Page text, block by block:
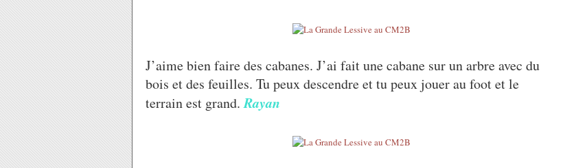
J’aime bien faire des cabanes. J’ai fait une cabane sur un arbre avec du
bois et des feuilles. Tu peux descendre et tu peux jouer au foot et le
terrain est grand.Rayan